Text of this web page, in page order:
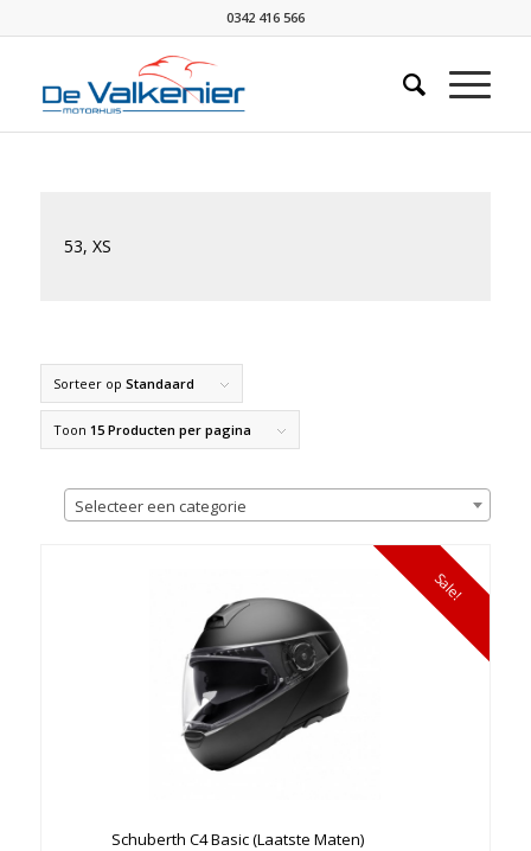
0342 416 566
53, XS
Sorteer op Standaard
Toon 15 Producten per pagina
Selecteer een categorie
Schuberth C4 Basic (Laatste Maten)
Sale!